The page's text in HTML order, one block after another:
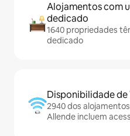
Alojamentos com
dedicado
1640 propriedades
dedicado
Disponibilidade de
2940 dos
Allende incluem